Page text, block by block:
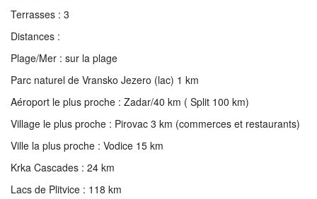
Terrasses : 3
Distances :
Plage/Mer : sur la plage
Parc naturel de Vransko Jezero (lac) 1 km
Aéroport le plus proche : Zadar/40 km ( Split 100 km)
Village le plus proche : Pirovac 3 km (commerces et restaurants)
Ville la plus proche : Vodice 15 km
Krka Cascades : 24 km
Lacs de Plitvice : 118 km